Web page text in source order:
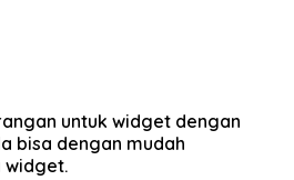
untuk widget dengan
bisa dengan mudah
widget.